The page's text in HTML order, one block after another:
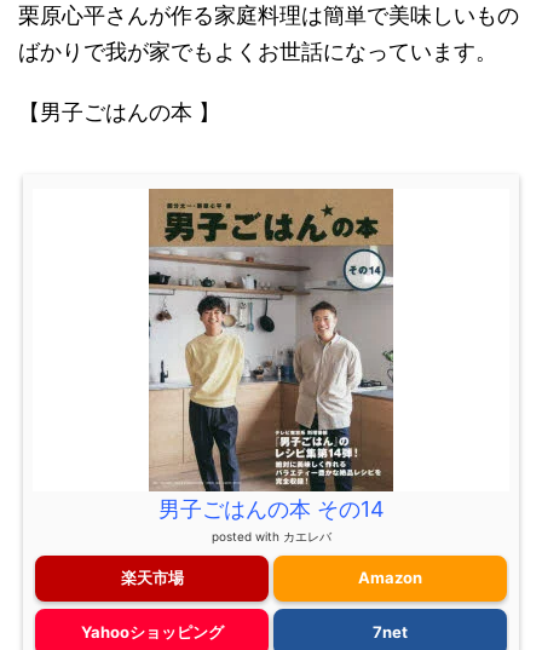
栗原心平さんが作る家庭料理は簡単で美味しいもの
ばかりで我が家でもよくお世話になっています。
【男子ごはんの本 】
男子ごはんの本 その14
posted with カエレバ
楽天市場 Amazon
Yahooショッピング 7net